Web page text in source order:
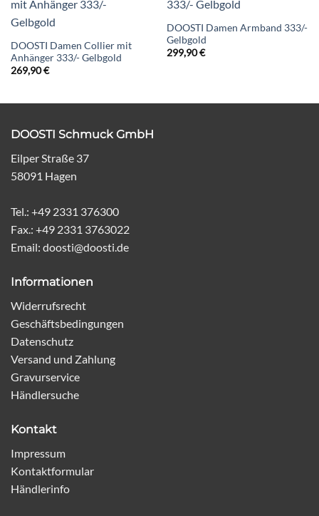
DOOSTI Damen Collier mit
Anhänger 333/- Gelbgold
269,90€
DOOSTI Damen Armband 333/-
Gelbgold
299,90€
DOOSTI Schmuck GmbH
Eilper Straße 37
58091 Hagen
Tel.: +49 2331 376300
Fax.: +49 2331 3763022
Email: doosti@doosti.de
Informationen
Widerrufsrecht
Geschäftsbedingungen
Datenschutz
Versand und Zahlung
Gravurservice
Händlersuche
Kontakt
Impressum
Kontaktformular
Händlerinfo